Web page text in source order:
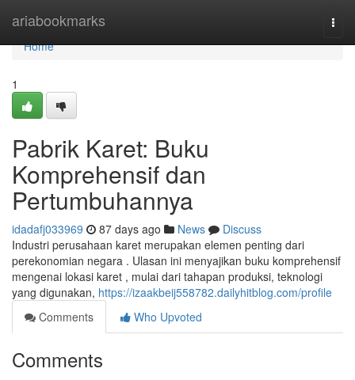
ariabookmarks
Home
Home
1
Pabrik Karet: Buku
Komprehensif dan
Pertumbuhannya
idadafj033969 87 days ago News
Discuss
Industri perusahaan karet merupakan elemen penting dari
perekonomian negara . Ulasan ini menyajikan buku komprehensif
mengenai lokasi karet , mulai dari tahapan produksi, teknologi
yang digunakan, https://izaakbeij558782.dailyhitblog.com/profile
Comments
Who Upvoted
Comments